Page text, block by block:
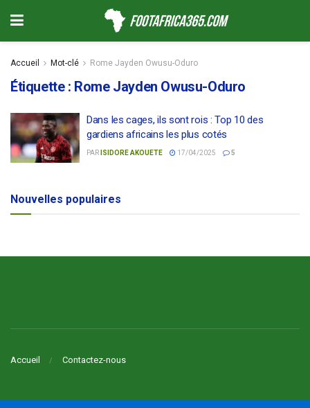
Accueil Mot-clé Rome Jayden Owusu-Oduro
Étiquette : Rome Jayden Owusu-Oduro
Dans les cages, ils sont rois : Top 10 des
gardiens africains les plus cotés
PAR ISIDORE AKOUETE 17/04/2025 5
Nouvelles populaires
Accueil Contactez-nous